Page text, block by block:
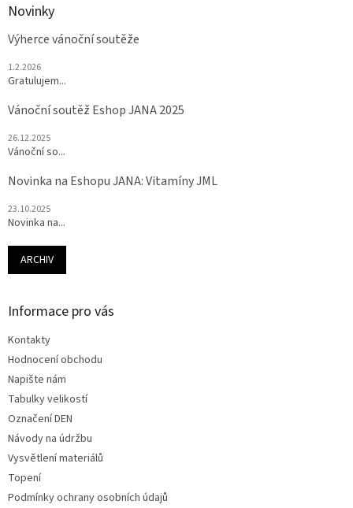
Novinky
Výherce vánoční soutěže
1.2.2026
Gratulujem...
Vánoční soutěž Eshop JANA 2025
26.12.2025
Vánoční so...
Novinka na Eshopu JANA: Vitamíny JML
23.10.2025
Novinka na...
ARCHIV
Informace pro vás
Kontakty
Hodnocení obchodu
Napište nám
Tabulky velikostí
Označení DEN
Návody na údržbu
Vysvětlení materiálů
Topení
Podmínky ochrany osobních údajů